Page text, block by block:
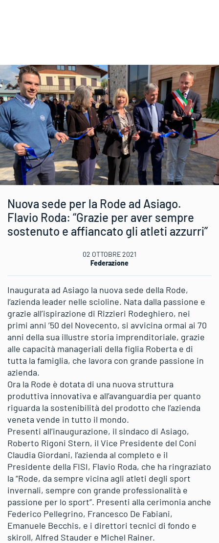
Nuova sede per la Rode ad Asiago.
Flavio Roda: “Grazie per aver sempre
sostenuto e affiancato gli atleti azzurri”
02 OTTOBRE 2021
Federazione
Inaugurata ad Asiago la nuova sede della Rode,
l’azienda leader nelle scioline. Nata dalla passione e
grazie all’ispirazione di Rizzieri Rodeghiero, nei
primi anni ’50 del Novecento, si avvicina ormai ai 70
anni della sua illustre storia imprenditoriale, grazie
alle capacità manageriali della figlia Roberta e di
tutta la famiglia, che lavora con grande passione in
azienda.
Ora la Rode è dotata di una nuova struttura
produttiva innovativa e all’avanguardia per quanto
riguarda la sostenibilità del prodotto che l’azienda
veneta vende in tutto il mondo.
Presenti all’inaugurazione, il sindaco di Asiago,
Roberto Rigoni Stern, il Vice Presidente del Coni
Claudia Giordani, l’azienda al completo e il
Presidente della FISI, Flavio Roda, che ha ringraziato
la “Rode, da sempre vicina agli atleti degli sport
invernali, sempre con grande professionalità e
passione per lo sport”. Presenti alla cerimonia anche
Federico Pellegrino, Francesco De Fabiani,
Emanuele Becchis, e i direttori tecnici di fondo e
skiroll, Alfred Stauder e Michel Rainer.